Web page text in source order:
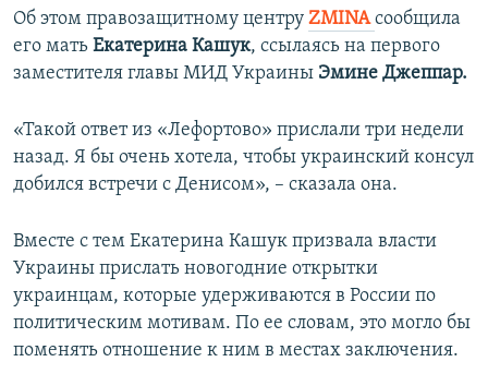
Об этом правозащитному центру ZMINAсообщила
его мать Екатерина Кашук, ссылаясь на первого
заместителя главы МИД Украины Эмине Джеппар.
«Такой ответ из «Лефортово» прислали три недели
назад. Я бы очень хотела, чтобы украинский консул
добился встречи с Денисом», – сказала она.
Вместе с тем Екатерина Кашук призвала власти
Украины прислать новогодние открытки
украинцам, которые удерживаются в России по
политическим мотивам. По ее словам, это могло бы
поменять отношение к ним в местах заключения.